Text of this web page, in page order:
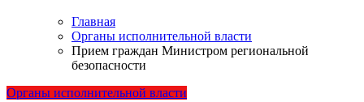
Главная
Органы исполнительной власти
Прием граждан Министром региональной
безопасности
Органы исполнительной власти